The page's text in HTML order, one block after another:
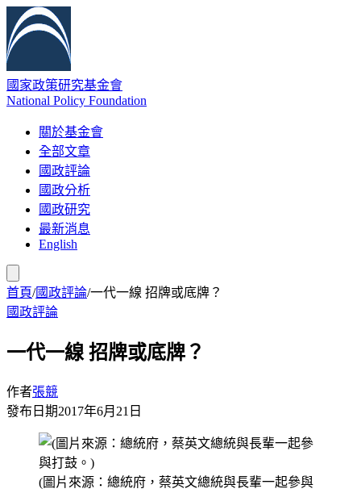
國家政策研究基金會
National Policy Foundation
關於基金會
全部文章
國政評論
國政分析
國政研究
最新消息
English
首頁/國政評論/一代一線 招牌或底牌？
國政評論
一代一線 招牌或底牌？
作者張競
發布日期2017年6月21日
(圖片來源：總統府，蔡英文總統與長輩一起參與